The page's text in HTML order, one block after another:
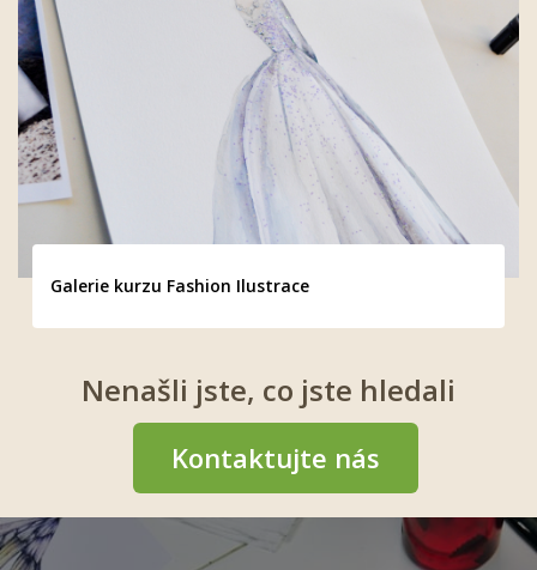
Galerie kurzu Fashion Ilustrace
Nenašli jste, co jste hledali
Kontaktujte nás